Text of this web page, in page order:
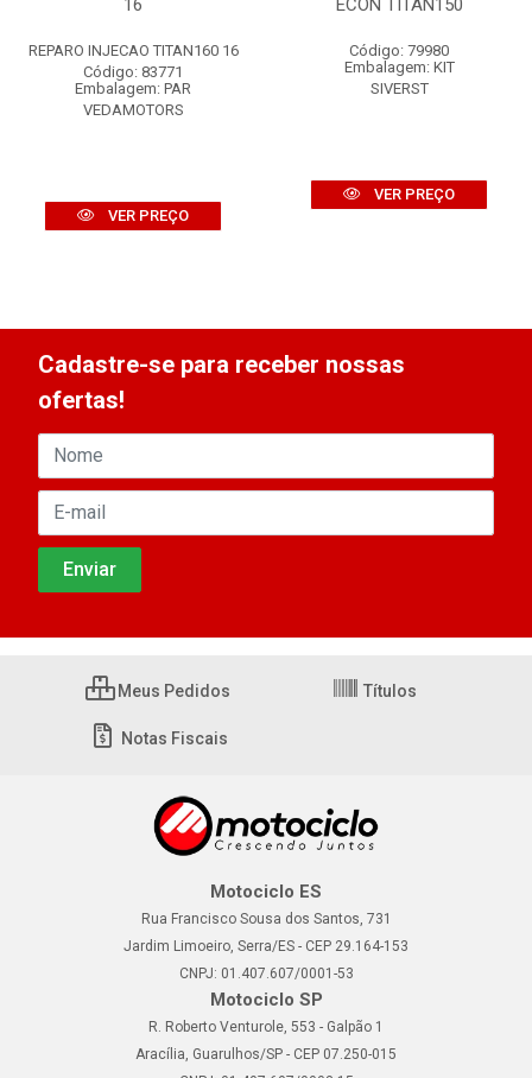
16
REPARO INJECAO TITAN160 16
Código: 83771
Embalagem: PAR
VEDAMOTORS
VER PREÇO
ECON TITAN150
Código: 79980
Embalagem: KIT
SIVERST
VER PREÇO
Cadastre-se para receber nossas
ofertas!
Meus Pedidos Títulos
Notas Fiscais
Motociclo ES
Rua Francisco Sousa dos Santos, 731
Jardim Limoeiro, Serra/ES - CEP 29.164-153
CNPJ: 01.407.607/0001-53
Motociclo SP
R. Roberto Venturole, 553 - Galpão 1
Aracília, Guarulhos/SP - CEP 07.250-015